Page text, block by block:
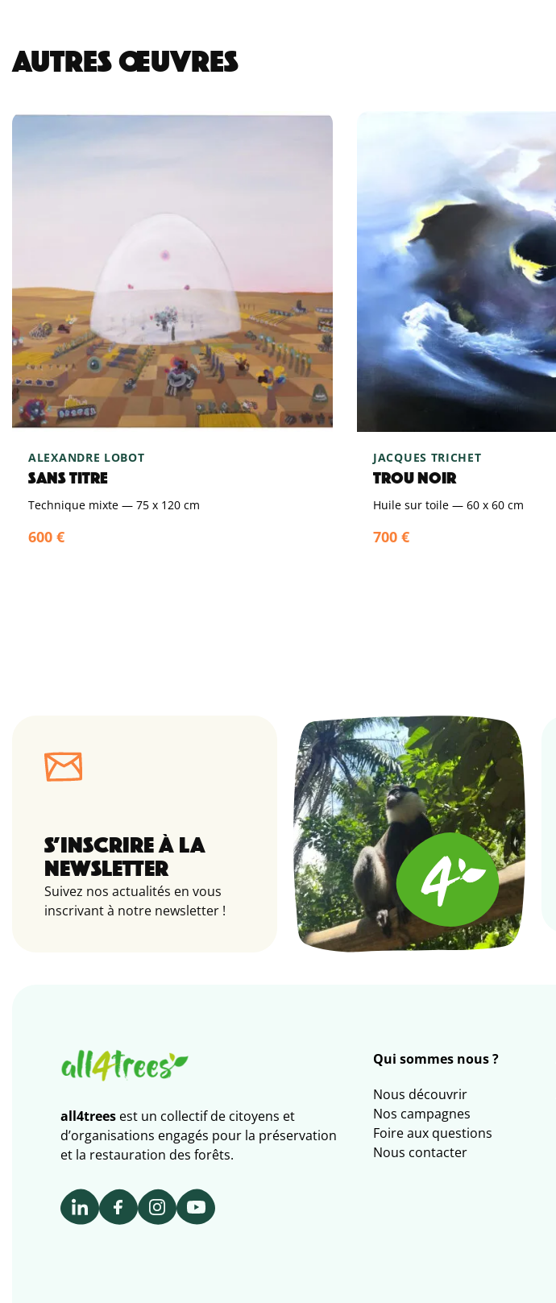
AUTRES ŒUVRES
ALEXANDRE LOBOT
SANS TITRE
Technique mixte — 75 x 120 cm
600 €
JACQUES TRICHET
TROU NOIR
Huile sur toile — 60 x 60 cm
700 €
S’INSCRIRE À LA
NEWSLETTER
Suivez nos actualités en vous
inscrivant à notre newsletter !
all4trees est un collectif de citoyens et
d’organisations engagés pour la préservation
et la restauration des forêts.
Qui sommes nous ?
Nous découvrir
Nos campagnes
Foire aux questions
Nous contacter